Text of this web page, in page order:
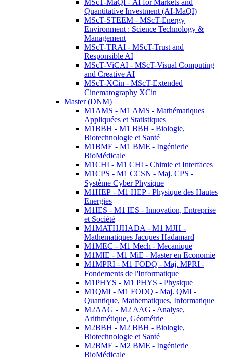
MScT-MaQI - AI for Markets and
Quantitative Investment (AI-MaQI)
MScT-STEEM - MScT-Energy
Environment : Science Technology &
Management
MScT-TRAI - MScT-Trust and
Responsible AI
MScT-ViCAI - MScT-Visual Computing
and Creative AI
MScT-XCin - MScT-Extended
Cinematography XCin
Master (DNM)
M1AMS - M1 AMS - Mathématiques
Appliquées et Statistiques
M1BBH - M1 BBH - Biologie,
Biotechnologie et Santé
M1BME - M1 BME - Ingénierie
BioMédicale
M1CHI - M1 CHI - Chimie et Interfaces
M1CPS - M1 CCSN - Maj. CPS -
Système Cyber Physique
M1HEP - M1 HEP - Physique des Hautes
Energies
M1IES - M1 IES - Innovation, Entreprise
et Société
M1MATHJHADA - M1 MJH -
Mathematiques Jacques Hadamard
M1MEC - M1 Mech - Mecanique
M1MIE - M1 MiE - Master en Economie
M1MPRI - M1 FODQ - Maj. MPRI -
Fondements de l'Informatique
M1PHYS - M1 PHYS - Physique
M1QMI - M1 FODQ - Maj. QMI -
Quantique, Mathematiques, Informatique
M2AAG - M2 AAG - Analyse,
Arithmétique, Géométrie
M2BBH - M2 BBH - Biologie,
Biotechnologie et Santé
M2BME - M2 BME - Ingénierie
BioMédicale